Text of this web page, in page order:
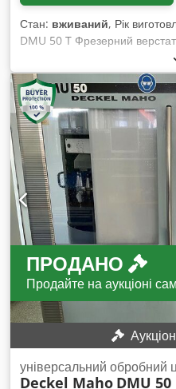
Стан: вживаний, Рік
DMU 50 T Фрезерний
Aozhlq Isgpea Рік випуску:
годин Час роботи програми:
Кріплення інструменту: SK 40
16 штук Переміщення X/Y/
Діапазон обертів: 20 - 9 000
столу: 700 мм x 500 мм,
двигуна: при 100%
навантаженні 13 кВт
близько 3 000 кг Габарити
мм (без периферії), близько
ПРОДАНО
Продайте на аукціоні
універсальний обробний
Deckel Maho DMU 50